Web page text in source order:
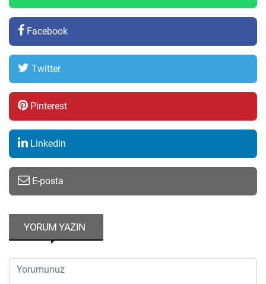
Facebook
Twitter
Pinterest
Linkedin
E-posta
YORUM YAZIN